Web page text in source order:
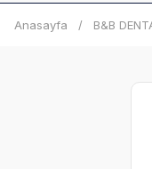
Anasayfa B&B